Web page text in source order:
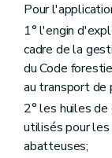
Pour
1° l'engin
cadre de la
du Code
au transport de
2° les huiles de
utilisés pour
abatteuses;